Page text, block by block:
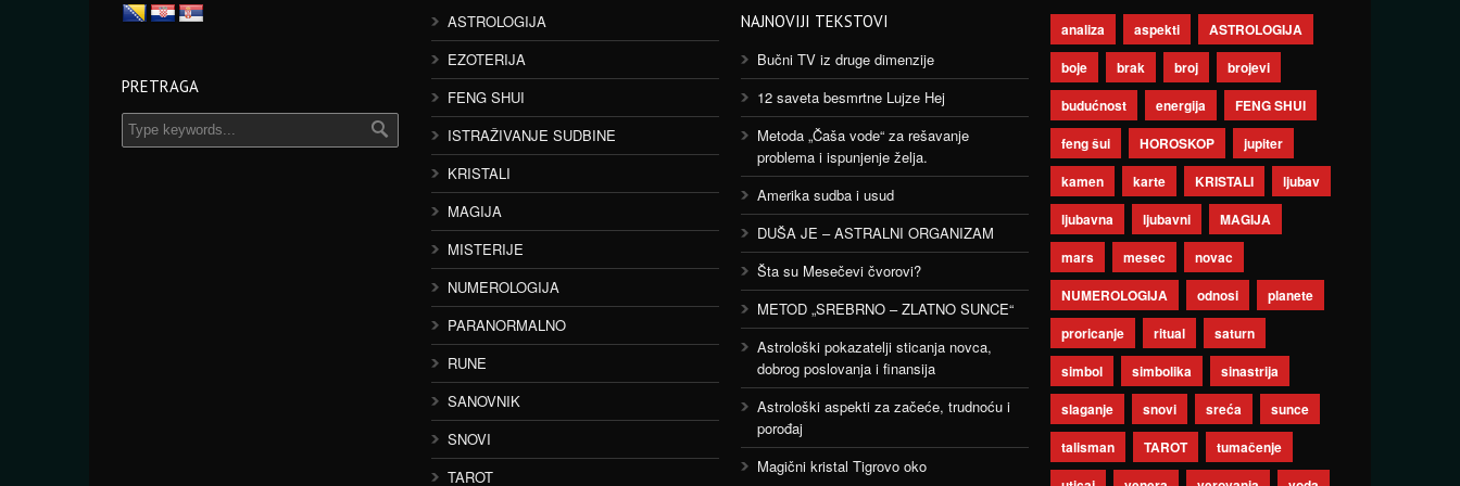
PRETRAGA
ASTROLOGIJA
EZOTERIJA
FENG SHUI
ISTRAŽIVANJE SUDBINE
KRISTALI
MAGIJA
MISTERIJE
NUMEROLOGIJA
PARANORMALNO
RUNE
SANOVNIK
SNOVI
TAROT
NAJNOVIJI TEKSTOVI
Bučni TV iz druge dimenzije
12 saveta besmrtne Lujze Hej
Metoda „Čaša vode“ za rešavanje
problema i ispunjenje želja.
Amerika sudba i usud
DUŠA JE – ASTRALNI ORGANIZAM
Šta su Mesečevi čvorovi?
METOD „SREBRNO – ZLATNO SUNCE“
Astrološki pokazatelji sticanja novca,
dobrog poslovanja i finansija
Astrološki aspekti za začeće, trudnoću i
porođaj
Magični kristal Tigrovo oko
analiza aspekti
ASTROLOGIJA
boje
brak broj
brojevi
budućnost
energija
FENG SHUI
feng šui
HOROSKOP
jupiter
kamen
karte KRISTALI
ljubav
ljubavna
ljubavni
MAGIJA
mars
mesec
novac
NUMEROLOGIJA
odnosi
planete
proricanje
ritual
saturn
simbol
simbolika
sinastrija
slaganje
snovi sreća
sunce
talisman
TAROT
tumačenje